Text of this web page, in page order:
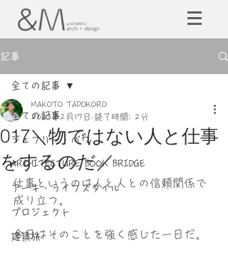
記事
全ての記事
ジェフリー・バワ
ARCHITECTURE BOOK BRIDGE
アーキ・ライフスタイル
プロジェクト
建築旅
全ての記事
017＼物ではない人と仕事
をするのだ／
MAKOTO TADOKORO
2023年2月17日 読了時間: 2分
仕事というのは人と人との信頼関係で
成り立つ。
今日はそのことを強く感じた一日だ。